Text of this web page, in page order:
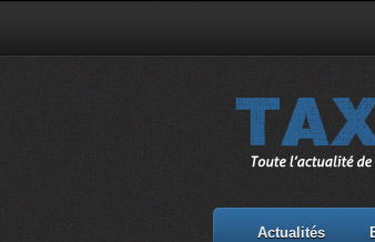
Actualités